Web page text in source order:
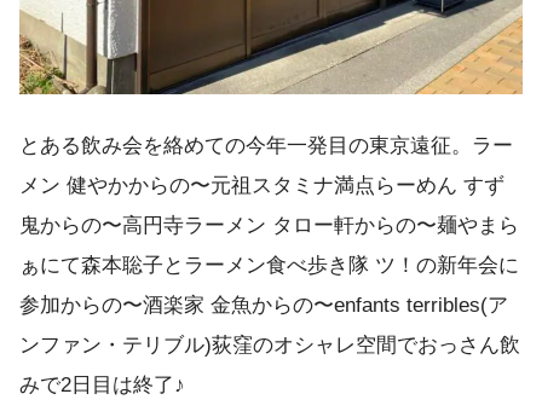
とある飲み会を絡めての今年一発目の東京遠征。ラー
メン 健やかからの〜元祖スタミナ満点らーめん すず
鬼からの〜高円寺ラーメン タロー軒からの〜麺やまら
ぁにて森本聡子とラーメン食べ歩き隊 ツ！の新年会に
参加からの〜酒楽家 金魚からの〜enfants terribles(ア
ンファン・テリブル)荻窪のオシャレ空間でおっさん飲
みで2日目は終了♪